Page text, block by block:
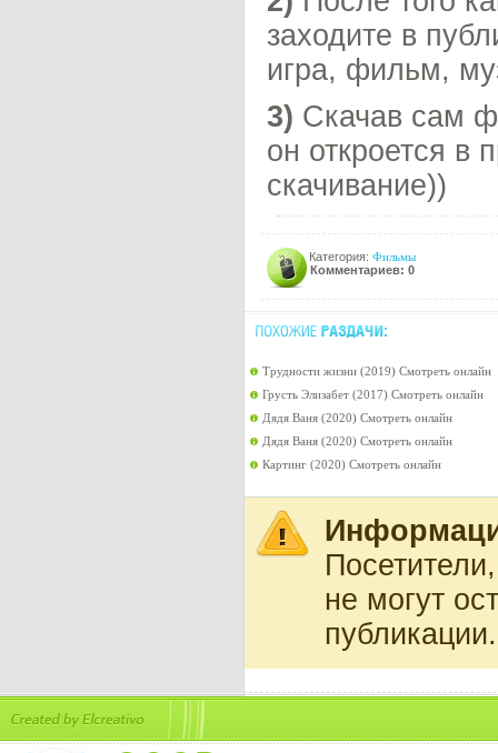
заходите в
игра, фильм,
3) Скачав сам
он откроется в
скачивание))
Категория: Фильмы
Комментариев: 0
Трудности жизни (2019) Смотреть онлайн
Грусть Элизабет (2017) Смотреть онлайн
Дядя Ваня (2020) Смотреть онлайн
Дядя Ваня (2020) Смотреть онлайн
Картинг (2020) Смотреть онлайн
не могут
публикации.